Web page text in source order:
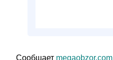
Сообщает megaobzor.com